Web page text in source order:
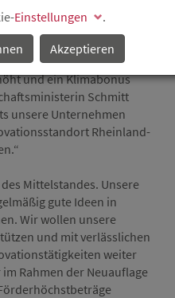
und Entwicklung
Dienstleitungen. Hierfür
und
(InnoTop) neu
und ein Klimabonus
Schmitt
unsere Unternehmen
Rheinland-
Mittelstandes. Unsere
gute Ideen in
Wir wollen unsere
und mit verlässlichen
weiter
Rahmen der Neuauflage
Einstellungen
.
Akzeptieren